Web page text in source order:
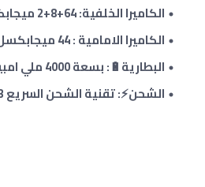
الكاميرا الخلفية: 64
+8
+
2
الكاميرا الامامية : 44 ميجابكسل
البطارية🔋: بسعة 4000 ملي امبير.
الشحن⚡: تقنية الشحن السريع 33 واط .